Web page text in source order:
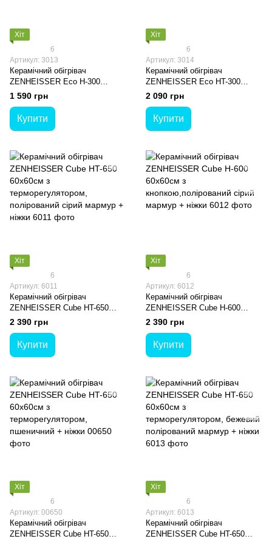
Хіт
6
Артикул: 3013
Керамічний обігрівач
ZENHEISSER Eco H-300
30х60см з кнопкою,
полірований сірий мармур+
ніжки
1 590 грн
Купити
Хіт
6
Артикул: 3014
Керамічний обігрівач
ZENHEISSER Eco HT-300
30х60см з терморегулятором,
полірований сірий мармур +
ніжки
2 090 грн
Купити
Хіт
6
Артикул: 6011
Керамічний обігрівач
ZENHEISSER Cube HT-650
60х60см з терморегулятором,
полірований сірий мармур +
ніжки
2 390 грн
Купити
Хіт
6
Артикул: 6012
Керамічний обігрівач
ZENHEISSER Cube H-600
60х60см з
кнопкою,полірований сірий
мармур + ніжки
2 390 грн
Купити
Хіт
6
Артикул: 00650
Керамічний обігрівач
ZENHEISSER Cube HT-650
Хіт
6
Артикул: 6013
Керамічний обігрівач
ZENHEISSER Cube HT-650